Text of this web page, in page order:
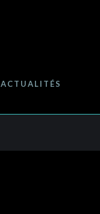
ACTUALITÉS